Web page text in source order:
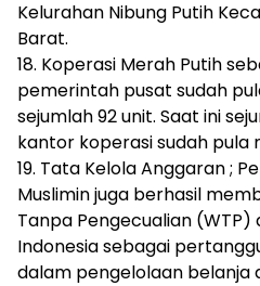
Kelurahan Nibung Putih
Barat.
18. Koperasi Merah Putih
pemerintah pusat sudah
sejumlah 92 unit. Saat ini
kantor koperasi sudah pula
19. Tata Kelola Anggaran ;
Muslimin juga berhasil
Tanpa Pengecualian (WTP)
Indonesia sebagai
dalam pengelolaan belanja